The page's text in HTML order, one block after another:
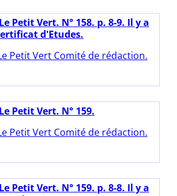
Le Petit Vert. N° 158. p. 8-9. Il y a
d'Etudes.
Petit Vert Comité de rédaction.
Le Petit Vert. N° 159.
Petit Vert Comité de rédaction.
Le Petit Vert. N° 159. p. 8-8. Il y a